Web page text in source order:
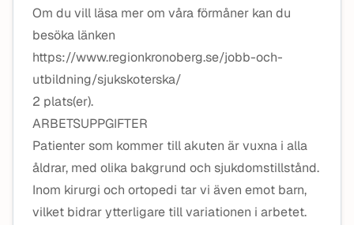
Om du vill läsa mer om våra förmåner kan du
besöka länken
https://www.regionkronoberg.se/jobb-och-
utbildning/sjukskoterska/
2 plats(er).
ARBETSUPPGIFTER
Patienter som kommer till akuten är vuxna i alla
åldrar, med olika bakgrund och sjukdomstillstånd.
Inom kirurgi och ortopedi tar vi även emot barn,
vilket bidrar ytterligare till variationen i arbetet.